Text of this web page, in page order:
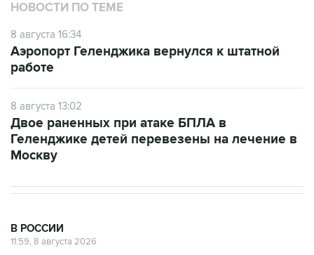
НОВОСТИ ПО ТЕМЕ
8 августа 16:34
Аэропорт Геленджика вернулся к штатной
работе
8 августа 13:02
Двое раненных при атаке БПЛА в
Геленджике детей перевезены на лечение в
Москву
В РОССИИ
11:59, 8 августа 2026